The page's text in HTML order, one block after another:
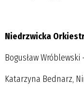
Niedrzwicka
Bogusław
Katarzyna Bednarz,